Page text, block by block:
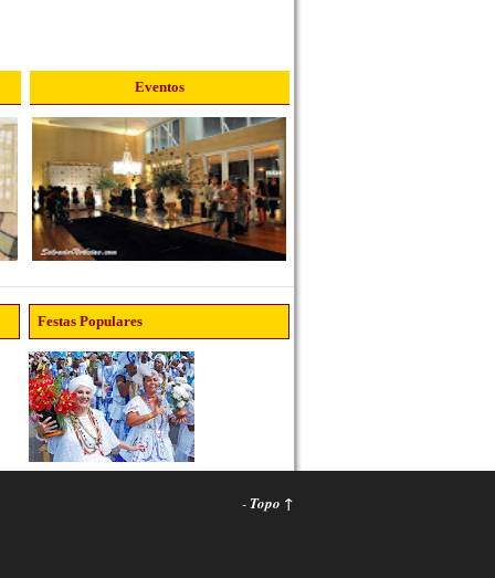
Eventos
Festas Populares
- Topo ↑